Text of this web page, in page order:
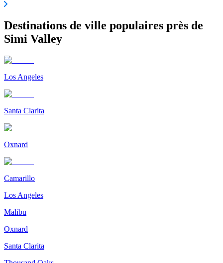
Destinations de ville populaires près de
Simi Valley
Los Angeles
Santa Clarita
Oxnard
Camarillo
Los Angeles
Malibu
Oxnard
Santa Clarita